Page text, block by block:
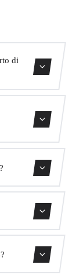
di
costi
prima del